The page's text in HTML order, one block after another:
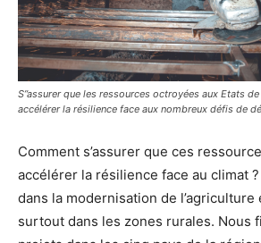
S’’assurer que les ressources octroyées aux Etats
accélérer la résilience face aux nombreux défis de
Comment s’assurer que ces
accélérer la résilience face au climat
dans la modernisation de l’agriculture
surtout dans les zones rurales. Nous